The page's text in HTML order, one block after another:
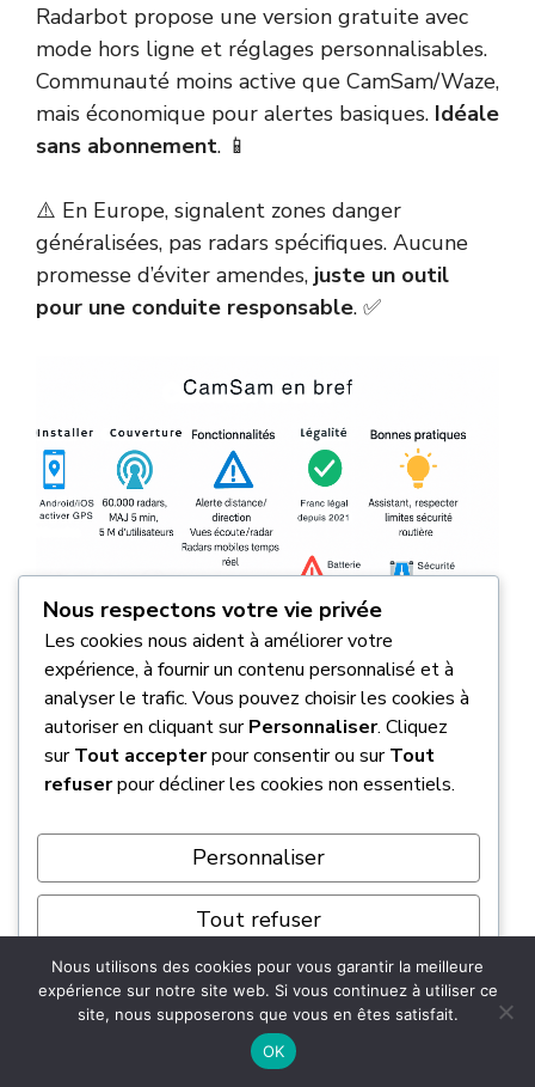
Radarbot propose une version gratuite avec
mode hors ligne et réglages personnalisables.
Communauté moins active que CamSam/Waze,
mais économique pour alertes basiques. Idéale
sans abonnement. 📱
⚠️ En Europe, signalent zones danger
généralisées, pas radars spécifiques. Aucune
promesse d’éviter amendes, juste un outil
pour une conduite responsable. ✅
Notre avis final : CamSam,
l’allié indispensable sur la route
?
Alors, on franchit le pas ?
Installez CamSam gratuitement sur Android
connectez-vous à internet. L’application
couvre 60 000 radars fixesvérifiés sur site
dans le monde entier. 🌍 Ses alertes se
mettent à jour toutes les 5 minutes grâce à
Nous respectons votre vie privée
Les cookies nous aident à améliorer votre
expérience, à fournir un contenu personnalisé et à
analyser le trafic. Vous pouvez choisir les cookies à
autoriser en cliquant surPersonnaliser. Cliquez
surTout accepterpour consentir ou surTout
refuserpour décliner les cookies non essentiels.
Personnaliser
Tout refuser
Tout accepter
Nous utilisons des cookies pour vous garantir la meilleure
expérience sur notre site web. Si vous continuez à utiliser ce
site, nous supposerons que vous en êtes satisfait.
OK